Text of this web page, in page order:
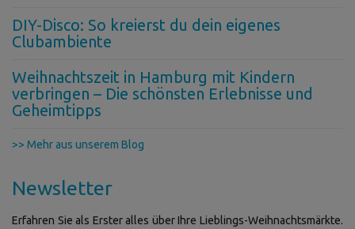
DIY-Disco: So kreierst du dein eigenes
Clubambiente
Weihnachtszeit in Hamburg mit Kindern
verbringen – Die schönsten Erlebnisse und
Geheimtipps
>> Mehr aus unserem Blog
Newsletter
Erfahren Sie als Erster alles über Ihre Lieblings-Weihnachtsmärkte.